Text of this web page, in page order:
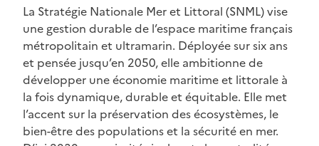
La Stratégie Nationale Mer et Littoral (SNML) vise
une gestion durable de l’espace maritime français
métropolitain et ultramarin. Déployée sur six ans
et pensée jusqu’en 2050, elle ambitionne de
développer une économie maritime et littorale à
la fois dynamique, durable et équitable. Elle met
l’accent sur la préservation des écosystèmes, le
bien-être des populations et la sécurité en mer.